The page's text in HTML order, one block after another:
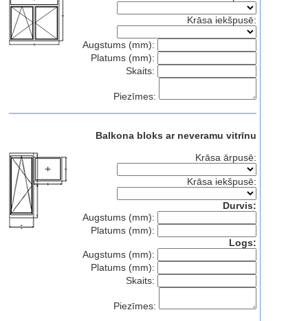
Krāsa iekšpusē:
Augstums (mm):
Platums (mm):
Skaits:
Piezīmes:
Balkona bloks ar neveramu vitrīnu
Krāsa ārpusē:
Krāsa iekšpusē:
Durvis:
Augstums (mm):
Platums (mm):
Logs:
Augstums (mm):
Platums (mm):
Skaits:
Piezīmes: